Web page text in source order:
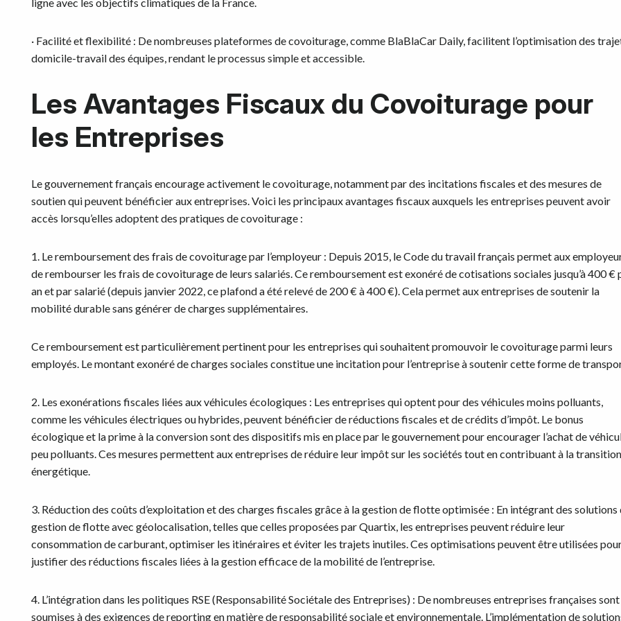
· Facilité et flexibilité : De nombreuses plateformes de covoiturage, comme BlaBlaCar Daily, facilitent l’optimisation des
domicile-travail des équipes, rendant le processus simple et accessible.
Les Avantages Fiscaux du Covoiturage pour
les Entreprises
Le gouvernement français encourage activement le covoiturage, notamment par des incitations fiscales et des mesures de
soutien qui peuvent bénéficier aux entreprises. Voici les principaux avantages fiscaux auxquels les entreprises peuvent avoir
accès lorsqu’elles adoptent des pratiques de covoiturage :
1. Le remboursement des frais de covoiturage par l’employeur : Depuis 2015, le Code du travail français permet aux
de rembourser les frais de covoiturage de leurs salariés. Ce remboursement est exonéré de cotisations sociales jusqu’à 400 €
an et par salarié (depuis janvier 2022, ce plafond a été relevé de 200 € à 400 €). Cela permet aux entreprises de soutenir la
mobilité durable sans générer de charges supplémentaires.
Ce remboursement est particulièrement pertinent pour les entreprises qui souhaitent promouvoir le covoiturage parmi leurs
employés. Le montant exonéré de charges sociales constitue une incitation pour l’entreprise à soutenir cette forme de
2. Les exonérations fiscales liées aux véhicules écologiques : Les entreprises qui optent pour des véhicules moins polluants,
comme les véhicules électriques ou hybrides, peuvent bénéficier de réductions fiscales et de crédits d’impôt. Le bonus
écologique et la prime à la conversion sont des dispositifs mis en place par le gouvernement pour encourager l’achat de
peu polluants. Ces mesures permettent aux entreprises de réduire leur impôt sur les sociétés tout en contribuant à la transition
énergétique.
3. Réduction des coûts d’exploitation et des charges fiscales grâce à la gestion de flotte optimisée : En intégrant des solutions
gestion de flotte avec géolocalisation, telles que celles proposées par Quartix, les entreprises peuvent réduire leur
consommation de carburant, optimiser les itinéraires et éviter les trajets inutiles. Ces optimisations peuvent être utilisées
justifier des réductions fiscales liées à la gestion efficace de la mobilité de l’entreprise.
4. L’intégration dans les politiques RSE (Responsabilité Sociétale des Entreprises) : De nombreuses entreprises françaises sont
soumises à des exigences de reporting en matière de responsabilité sociale et environnementale. L’implémentation de